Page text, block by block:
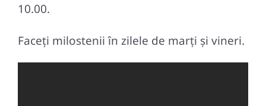
10.00.
Faceți milostenii în zilele de marți și vineri.